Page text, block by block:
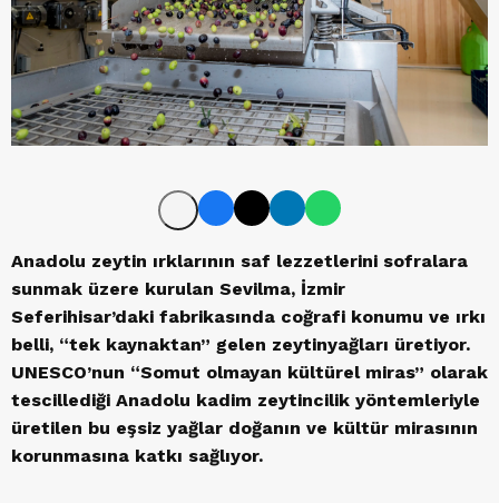
Anadolu zeytin ırklarının saf lezzetlerini sofralara
sunmak üzere kurulan Sevilma, İzmir
Seferihisar’daki fabrikasında coğrafi konumu ve ırkı
belli, “tek kaynaktan” gelen zeytinyağları üretiyor.
UNESCO’nun “Somut olmayan kültürel miras” olarak
tescillediği Anadolu kadim zeytincilik yöntemleriyle
üretilen bu eşsiz yağlar doğanın ve kültür mirasının
korunmasına katkı sağlıyor.